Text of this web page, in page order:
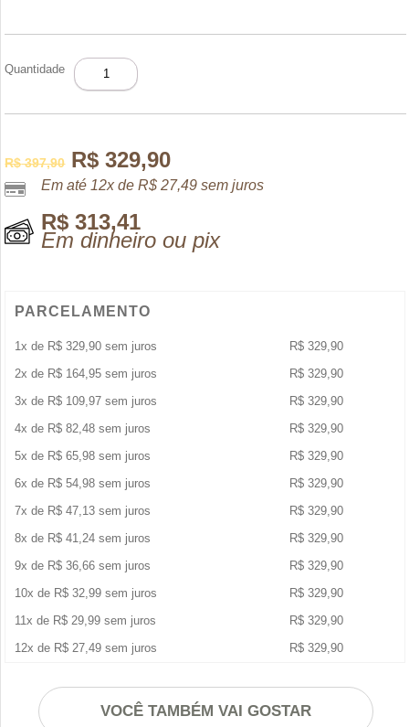
Quantidade
KHAMRAH
LATAFFA
100ML
R$397,90 R$ 329,90
Em até 12x deR$ 27,49 sem juros
R$ 313,41
Em dinheiro ou pix
PARCELAMENTO
1x de R$ 329,90 sem juros R$ 329,90
2x de R$ 164,95 sem juros R$ 329,90
3x de R$ 109,97 sem juros R$ 329,90
4x de R$ 82,48 sem juros R$ 329,90
5x de R$ 65,98 sem juros R$ 329,90
6x de R$ 54,98 sem juros R$ 329,90
7x de R$ 47,13 sem juros R$ 329,90
8x de R$ 41,24 sem juros R$ 329,90
9x de R$ 36,66 sem juros R$ 329,90
10x de R$ 32,99 sem juros R$ 329,90
11x de R$ 29,99 sem juros R$ 329,90
12x de R$ 27,49 sem juros R$ 329,90
VOCÊ TAMBÉM VAI GOSTAR